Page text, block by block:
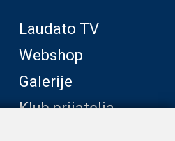
Laudato TV
Webshop
Galerije
Klub prijatelja